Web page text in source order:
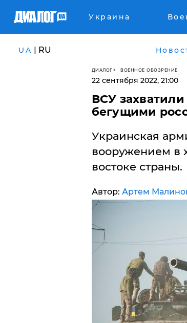
Украина
UA | RU
ДИАЛОГ ВОЕННОЕ ОБОЗРЕНИЕ
22 сентября 2022, 21:00
ВСУ
бегущими
Украинская
вооружением в
востоке страны.
Автор: Артем